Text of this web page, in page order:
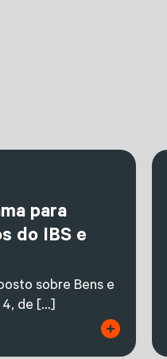
para
do IBS e
sobre Bens e
4, de […]